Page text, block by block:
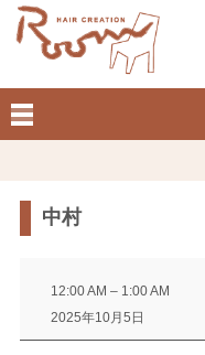
中村
12:00 AM – 1:00 AM
2025年10月5日